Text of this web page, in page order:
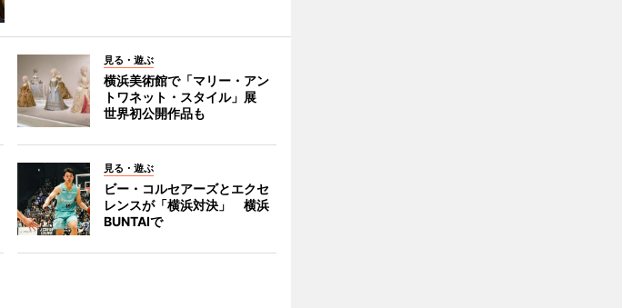
見る・遊ぶ
横浜美術館で「マリー・アン
トワネット・スタイル」展
世界初公開作品も
見る・遊ぶ
ビー・コルセアーズとエクセ
レンスが「横浜対決」 横浜
BUNTAIで